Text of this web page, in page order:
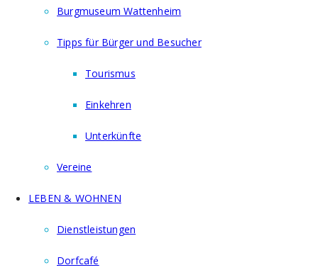
Burgmuseum Wattenheim
Tipps für Bürger und Besucher
Tourismus
Einkehren
Unterkünfte
Vereine
LEBEN & WOHNEN
Dienstleistungen
Dorfcafé